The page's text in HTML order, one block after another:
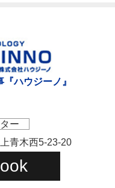
ハウジーノ』
ー
青木西5-23-20